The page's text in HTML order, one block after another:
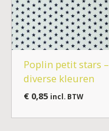
Poplin petit stars –
diverse kleuren
€0,85 incl. BTW